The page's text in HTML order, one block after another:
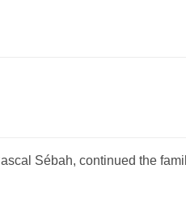
Sébah, continued the